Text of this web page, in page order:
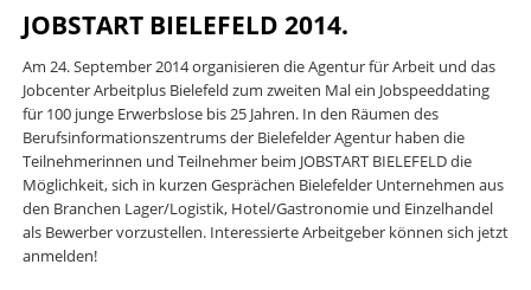
–
Chancen
nutzen
JOBSTART BIELEFELD 2014.
Am 24. September 2014 organisieren die Agentur für Arbeit und das
Jobcenter Arbeitplus Bielefeld zum zweiten Mal ein Jobspeeddating
für 100 junge Erwerbslose bis 25 Jahren. In den Räumen des
Berufsinformationszentrums der Bielefelder Agentur haben die
Teilnehmerinnen und Teilnehmer beim JOBSTART BIELEFELD die
Möglichkeit, sich in kurzen Gesprächen Bielefelder Unternehmen aus
den Branchen Lager/Logistik, Hotel/Gastronomie und Einzelhandel
als Bewerber vorzustellen. Interessierte Arbeitgeber können sich jetzt
anmelden!